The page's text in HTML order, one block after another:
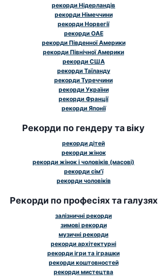
рекорди Нідерландів
рекорди Німеччини
рекорди Норвегії
рекорди ОАЕ
рекорди Південної Америки
рекорди Північної Америки
рекорди США
рекорди Таїланду
рекорди Туреччини
рекорди України
рекорди Франції
рекорди Японії
Рекорди по гендеру та віку
рекорди дітей
рекорди жінок
рекорди жінок і чоловіків (масові)
рекорди сім'ї
рекорди чоловіків
Рекорди по професіях та галузях
залізничні рекорди
зимові рекорди
музичні рекорди
рекорди архітектурні
рекорди ігри та іграшки
рекорди коштовностей
рекорди мистецтва